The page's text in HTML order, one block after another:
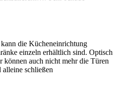
die Kücheneinrichtung
einzeln erhältlich sind. Optisch
können auch nicht mehr die Türen
schließen